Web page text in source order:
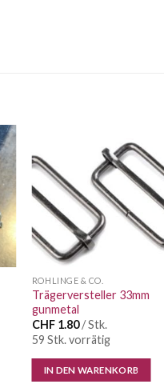
Auf die
Wunschliste
ROHLINGE & CO.
Trägerversteller 33mm
gunmetal
CHF1.80/ Stk.
59 Stk. vorrätig
IN DEN WARENKORB